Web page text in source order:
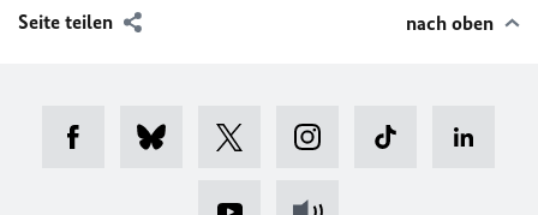
Seite teilen nach oben